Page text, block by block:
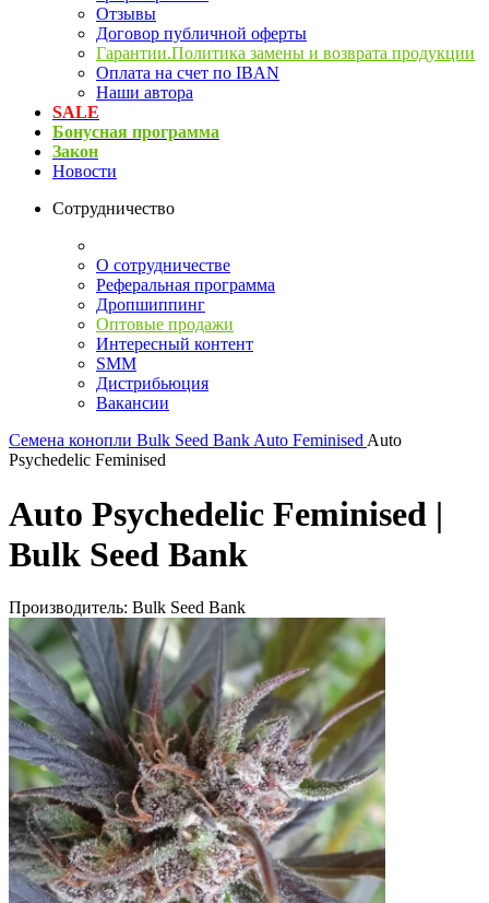
Отзывы
Договор публичной оферты
Гарантии.Политика замены и возврата продукции
Оплата на счет по IBAN
Наши автора
SALE
Бонусная программа
Закон
Новости
Сотрудничество
О сотрудничестве
Реферальная программа
Дропшиппинг
Оптовые продажи
Интересный контент
SMM
Дистрибьюция
Вакансии
Семена конопли Bulk Seed Bank Auto Feminised Auto
Psychedelic Feminised
Auto Psychedelic Feminised |
Bulk Seed Bank
Производитель: Bulk Seed Bank